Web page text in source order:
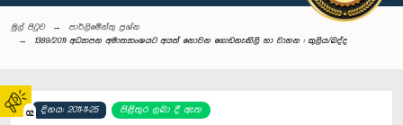
02
මුල් පිටුව
පාර්ලි‌මේන්තු‌ ප්‍රශ්න
1389/2011: අධ්‍යාපන අමාත්‍යාංශයට අයත් නොවන ගොඩනැඟිලි හා වාහන : කුලිය/බද්ද
දිනය: 2011-11-25 පිළිතුර ලබා දී ඇත